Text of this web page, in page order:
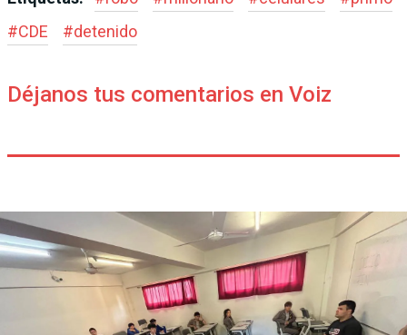
#CDE #detenido
Déjanos tus comentarios en Voiz